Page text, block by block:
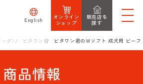
English
オンライン
ショップ
販売店を
探す
ッグ） ビタワン君 ビタワン君のＷソフト 成犬用 ビー
商品情報